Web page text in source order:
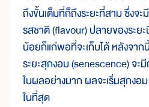
ถึงขั้นเต็มที่ก็ถึงระยะที่สาม ซึ่งจะ
รสชาติ (flavour) ปลายของระย
น้อยก็แก่พอที่จะเก็บได้ หลังจาก
ระยะสุกงอม (senescence) จะ
ในผลอย่างมาก ผลจะเริ่มสุกงอม
ในที่สุด